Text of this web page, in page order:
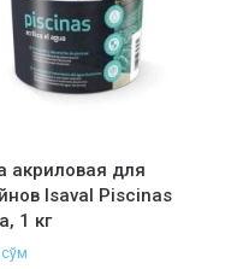
акриловая для
Isaval Piscinas
1 кг
сўм